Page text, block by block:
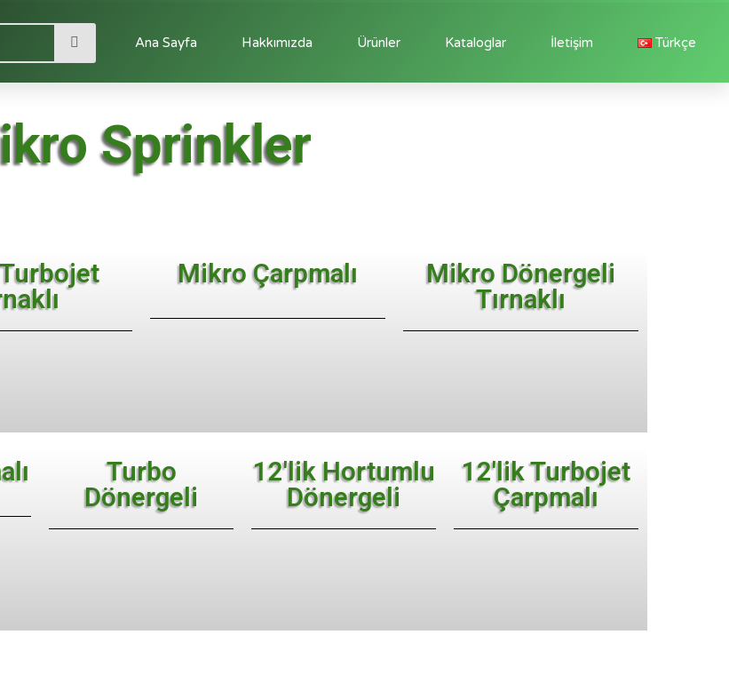
Ana Sayfa Hakkımızda Ürünler Kataloglar İletişim Türkçe
Sprinkler
Mikro Çarpmalı
Mikro Dönergeli
Tırnaklı
Turbo
Dönergeli
12'lik Hortumlu
Dönergeli
12'lik Turbojet
Çarpmalı